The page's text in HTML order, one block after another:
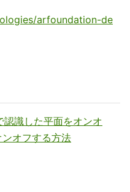
arfoundation-de
識した平面をオンオ
オフする方法